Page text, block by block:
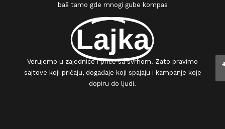
baš tamo gde mnogi gube kompas
Lajka
Verujemo u zajednice i priče sa svrhom. Zato pravimo
sajtove koji pričaju, događaje koji spajaju i kampanje koje
dopiru do ljudi.